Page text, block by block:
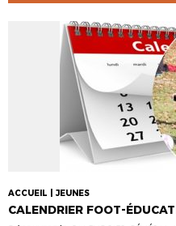
ACCUEIL | JEUNES
CALENDRIER FOOT-